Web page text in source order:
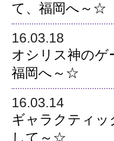
て、福岡へ～☆
16.03.18
オシリス神のゲ
福岡へ～☆
16.03.14
ギャラクティッ
して～☆